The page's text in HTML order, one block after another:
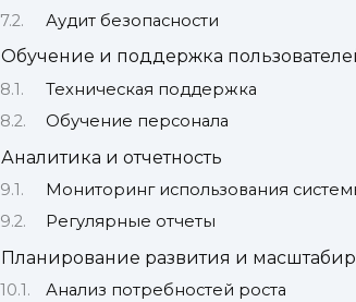
Аудит безопасности
Обучение и поддержка
Техническая поддержка
Обучение персонала
Аналитика и отчетность
Мониторинг использования
Регулярные отчеты
Планирование развития и
Анализ потребностей роста